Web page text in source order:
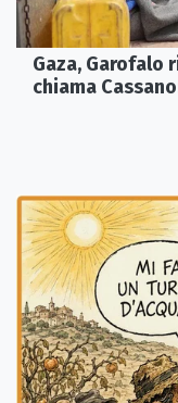
Gaza, Garofalo
chiama